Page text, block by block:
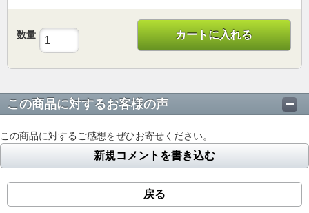
数量 カートに入れる
この商品に対するお客様の声
この商品に対するご感想をぜひお寄せください。
新規コメントを書き込む
戻る